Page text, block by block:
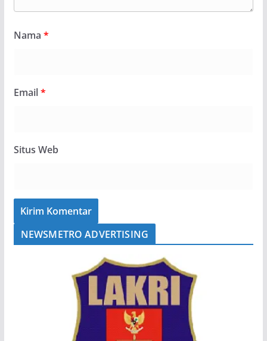
Nama *
Email*
Situs Web
NEWSMETRO ADVERTISING